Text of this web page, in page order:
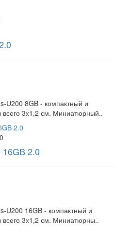
U200 8GB - компактный и
3х1,2 см. Миниатюрный..
2.0
U200 16GB - компактный и
3х1,2 см. Миниатюрны..